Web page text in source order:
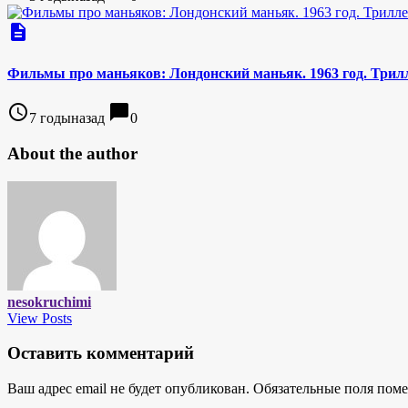
description
Фильмы про маньяков: Лондонский маньяк. 1963 год.
access_time7 годыназад chat_bubble0
About the author
nesokruchimi
View Posts
Оставить комментарий
Ваш адрес email не будет опубликован. Обязательные поля